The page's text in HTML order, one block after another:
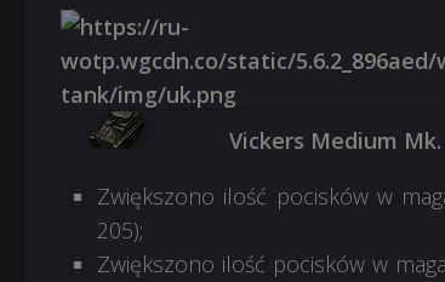
Vickers Medium Mk.
Zwiększono ilość pocisków w
205);
Zwiększono ilość pocisków w